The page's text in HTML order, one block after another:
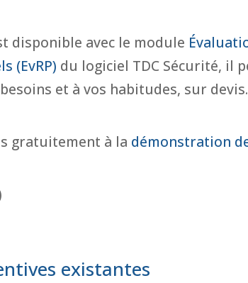
disponible avec le module
(EvRP) du logiciel TDC Sécurité, il
et à vos habitudes, sur devis.
gratuitement à la démonstration
existantes